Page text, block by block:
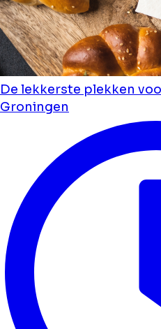
De lekkerste plekken
Groningen